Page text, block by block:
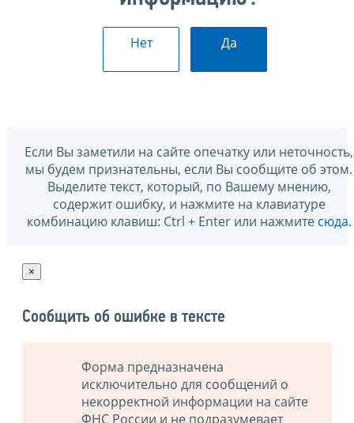
Нет Да
Если Вы заметили на сайте опечатку или неточность,
мы будем признательны, если Вы сообщите об этом.
Выделите текст, который, по Вашему мнению,
содержит ошибку, и нажмите на клавиатуре
комбинацию клавиш: Ctrl + Enter или нажмите сюда.
×
Сообщить об ошибке в тексте
Форма предназначена
исключительно для сообщений о
некорректной информации на сайте
ФНС России и не подразумевает